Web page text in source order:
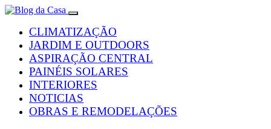
CLIMATIZAÇÃO
JARDIM E OUTDOORS
ASPIRAÇÃO CENTRAL
PAINÉIS SOLARES
INTERIORES
NOTICIAS
OBRAS E REMODELAÇÕES